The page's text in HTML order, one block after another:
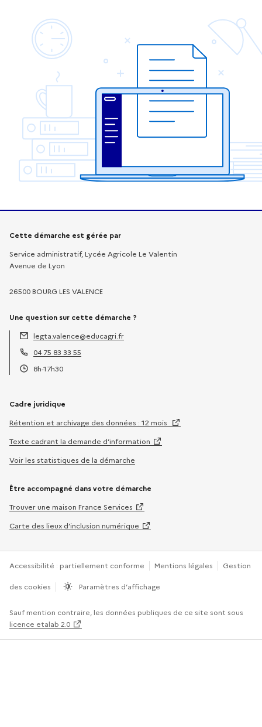
Informations sur la démarche
Cette démarche est gérée par
Service administratif, Lycée Agricole Le Valentin
Avenue de Lyon
26500 BOURG LES VALENCE
Une question sur cette démarche ?
Adresse électronique :
legta.valence@educagri.fr
Téléphone :
04 75 83 33 55
8h-17h30
Cadre juridique
Rétention et archivage des données : 12 mois
Texte cadrant la demande d’information
Voir les statistiques de la démarche
Être accompagné dans votre démarche
Trouver une maison France Services
Carte des lieux d’inclusion numérique
Accessibilité : partiellement conforme Mentions légales Gestion
des cookies Paramètres d’affichage
Sauf mention contraire, les données publiques de ce site sont sous
licence etalab 2.0